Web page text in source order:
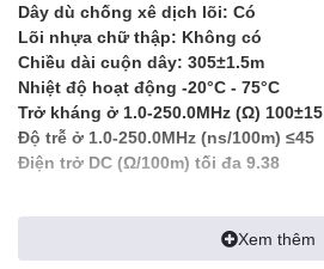
Dây dù chống xê dịch lõi: Có
Lõi nhựa chữ thập: Không có
Chiều dài cuộn dây: 305±1.5m
Nhiệt độ hoạt động -20°C - 75°C
Trở kháng ở 1.0-250.0MHz (Ω) 100±15
Độ trễ ở 1.0-250.0MHz (ns/100m) ≤45
Điện trở DC (Ω/100m) tối đa 9.38
Xem thêm